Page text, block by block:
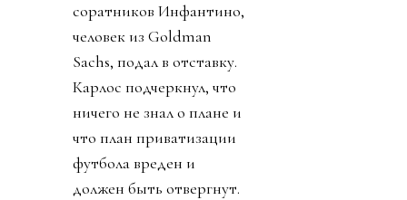
соратников Инфантино,
человек из Goldman
Sachs, подал в отставку.
Карлос подчеркнул, что
ничего не знал о плане и
что план приватизации
футбола вреден и
должен быть отвергнут.